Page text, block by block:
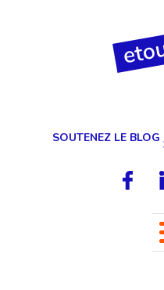
SOUTENEZ LE BLOG